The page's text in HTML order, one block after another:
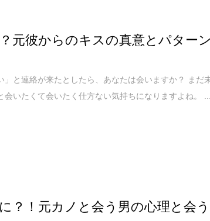
元彼からのキスの真意とパターン
」と連絡が来たとしたら、あなたは会いますか？ まだ
いたくて会いたく仕方ない気持ちになりますよね。 ...
？！元カノと会う男の心理と会う